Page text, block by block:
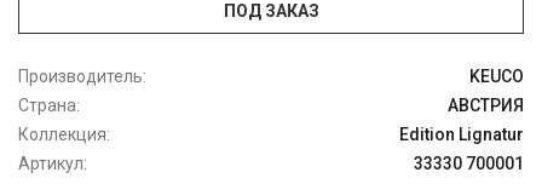
ПОД ЗАКАЗ
Производитель:
KEUCO
Страна:
АВСТРИЯ
Коллекция:
Edition Lignatur
Артикул:
33330 700001